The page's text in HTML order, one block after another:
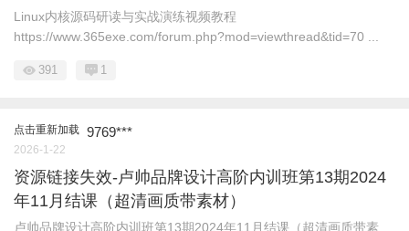
Linux内核源码研读与实战演练视频教程
https://www.365exe.com/forum.php?mod=viewthread&tid=70 ...
391 1
点击重新加载 9769***
2026-1-22
资源链接失效-卢帅品牌设计高阶内训班第13期2024
年11月结课（超清画质带素材）
卢帅品牌设计高阶内训班第13期2024年11月结课（超清画质带素